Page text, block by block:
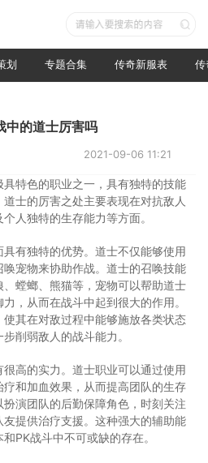
划 专题合集 传奇新服表 传
中的道士厉害吗
2021-09-06 11:21
特色的职业之一，具有独特的技能
士的厉害之处主要表现在对抗敌人
人独特的生存能力等方面。
有独特的优势。道士不仅能够使用
宠物来协助作战。道士的召唤技能
螳螂、熊猫等，宠物可以帮助道士
，从而在战斗中起到很大的作用。
其在对敌过程中能够施放各类状态
削弱敌人的战斗能力。
高的实力。道士职业可以通过使用
和加血效果，从而提高团队的生存
演团队的后勤保障角色，时刻关注
提供治疗支援。这种强大的辅助能
PK战斗中不可或缺的存在。